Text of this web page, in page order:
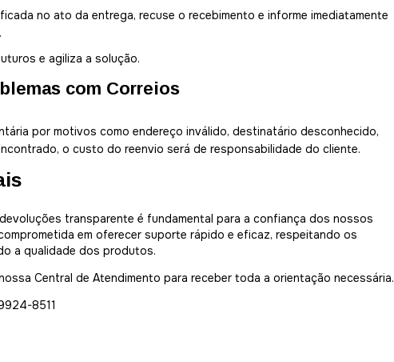
no ato da entrega, recuse o recebimento e informe imediatamente
e agiliza a solução.
com Correios
por motivos como endereço inválido, destinatário desconhecido,
o custo do reenvio será de responsabilidade do cliente.
transparente é fundamental para a confiança dos nossos
em oferecer suporte rápido e eficaz, respeitando os
a qualidade dos produtos.
Central de Atendimento para receber toda a orientação necessária.
8511